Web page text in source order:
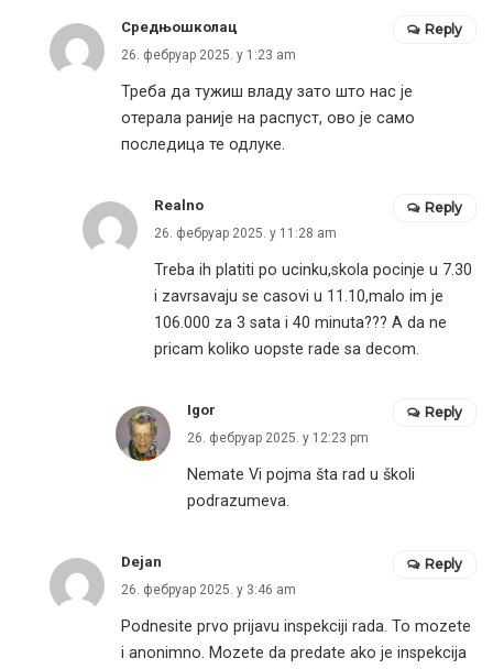
Средњошколац
26. фебруар 2025. у 1:23 am
Треба да тужиш владу зато што нас је
отерала раније на распуст, ово је само
последица те одлуке.
Reply
Realno
26. фебруар 2025. у 11:28 am
Treba ih platiti po ucinku,skola pocinje u 7.30
i zavrsavaju se casovi u 11.10,malo im je
106.000 za 3 sata i 40 minuta??? A da ne
pricam koliko uopste rade sa decom.
Reply
Igor
26. фебруар 2025. у 12:23 pm
Nemate Vi pojma šta rad u školi
podrazumeva.
Reply
Dejan
26. фебруар 2025. у 3:46 am
Podnesite prvo prijavu inspekciji rada. To mozete
i anonimno. Mozete da predate ako je inspekcija
Reply